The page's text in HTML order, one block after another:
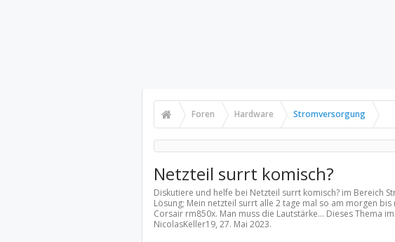
Foren Hardware Stromversorgung
Netzteil surrt komisch?
Diskutiere und helfe bei Netzteil surrt komisch? im Bereich
Lösung; Mein netzteil surrt alle 2 tage mal so am morgen
Corsair rm850x. Man muss die Lautstärke... Dieses Thema
NicolasKeller19, 27. Mai 2023.